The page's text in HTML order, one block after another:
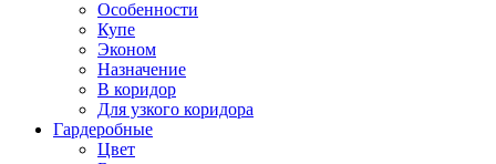
Особенности
Купе
Эконом
Назначение
В коридор
Для узкого коридора
Гардеробные
Цвет